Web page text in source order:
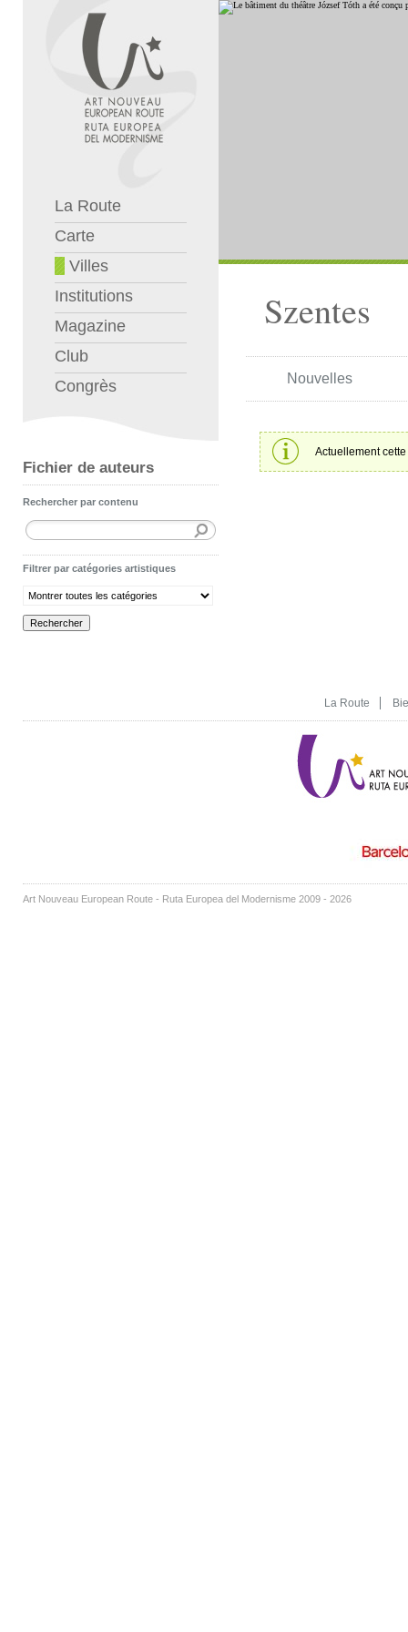
La Route
Carte
Villes
Institutions
Magazine
Club
Congrès
Fichier de auteurs
Rechercher par contenu
Filtrer par catégories artistiques
Szentes
Nouvelles
Actuellement
La Route
Art Nouveau European Route - Ruta Europea del Modernisme 2009 - 2026